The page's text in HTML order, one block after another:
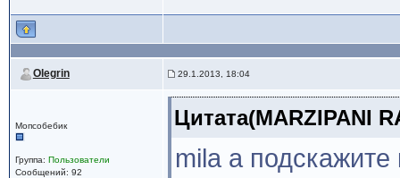
Olegrin 29.1.2013, 18:04
Мопсобебик
Группа: Пользователи
Сообщений: 92
Цитата(MARZIPANI
mila а подскажите